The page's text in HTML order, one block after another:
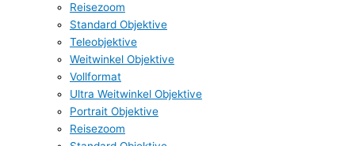
Reisezoom
Standard Objektive
Teleobjektive
Weitwinkel Objektive
Vollformat
Ultra Weitwinkel Objektive
Portrait Objektive
Reisezoom